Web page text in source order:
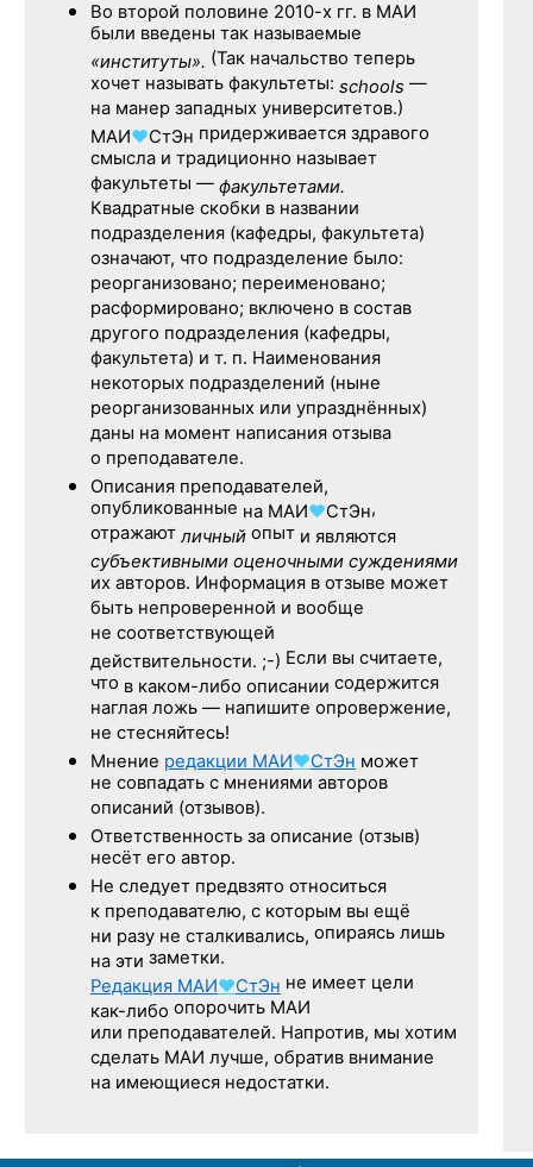
Во второй половине 2010-х гг. в МАИ
были введены так называемые
«институты». (Так начальство теперь
хочет называть факультеты: schools —
на манер западных университетов.)
МАИ♥СтЭн придерживается здравого
смысла и традиционно называет
факультеты — факультетами.
Квадратные скобки в названии
подразделения (кафедры, факультета)
означают, что подразделение было:
реорганизовано; переименовано;
расформировано; включено в состав
другого подразделения (кафедры,
факультета) и т. п. Наименования
некоторых подразделений (ныне
реорганизованных или упразднённых)
даны на момент написания отзыва
о преподавателе.
Описания преподавателей,
опубликованные на МАИ♥СтЭн,
отражаютличный опыт и являются
субъективными оценочными суждениями
их авторов. Информация в отзыве может
быть непроверенной и вообще
не соответствующей
действительности. ;-) Если вы считаете,
что в каком-либо описании содержится
наглая ложь — напишите опровержение,
не стесняйтесь!
Мнение редакции МАИ♥СтЭн может
не совпадать с мнениями авторов
описаний (отзывов).
Ответственность за описание (отзыв)
несёт его автор.
Не следует предвзято относиться
к преподавателю, с которым вы ещё
ни разу не сталкивались, опираясь лишь
на эти заметки.
Редакция МАИ♥СтЭн не имеет цели
как-либо опорочить МАИ
или преподавателей. Напротив, мы хотим
сделать МАИ лучше, обратив внимание
на имеющиеся недостатки.